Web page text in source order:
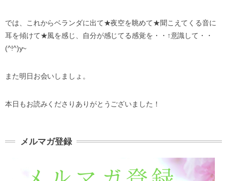
では、これからベランダに出て★夜空を眺めて★聞こえてくる音に
耳を傾けて★風を感じ、自分が感じてる感覚を・・↑意識して・・
(^!^)y~
また明日お会いしましょ。
本日もお読みくださりありがとうございました！
メルマガ登録